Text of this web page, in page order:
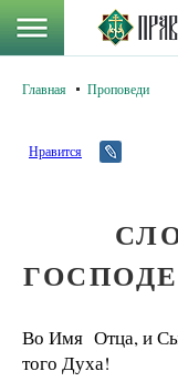
Главная Проповеди
Нравится
Во Имя Отца, и
того Духа!